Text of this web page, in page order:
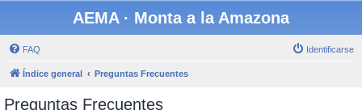
AEMA · Monta a la Amazona
FAQ Identificarse
Índice general Preguntas Frecuentes
Preguntas Frecuentes